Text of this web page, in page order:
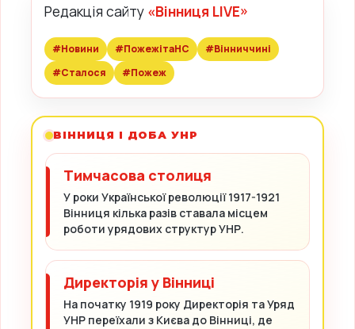
Редакція сайту «Вінниця LIVE»
#Новини #ПожежітаНС
#Вінниччині
#Сталося
#Пожеж
ВІННИЦЯ І ДОБА УНР
Тимчасова столиця
У роки Української революції 1917-1921
Вінниця кілька разів ставала місцем
роботи урядових структур УНР.
Директорія у Вінниці
На початку 1919 року Директорія та Уряд
УНР переїхали з Києва до Вінниці, де